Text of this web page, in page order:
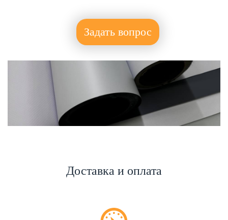
Задать вопрос
Доставка и оплата